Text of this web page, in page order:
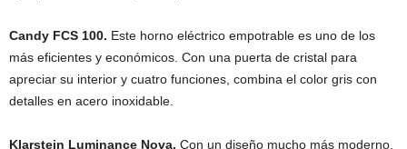
Candy FCS 100. Este horno eléctrico empotrable es uno de los
más eficientes y económicos. Con una puerta de cristal para
apreciar su interior y cuatro funciones, combina el color gris con
detalles en acero inoxidable.
Klarstein Luminance Nova. Con un diseño mucho más moderno,